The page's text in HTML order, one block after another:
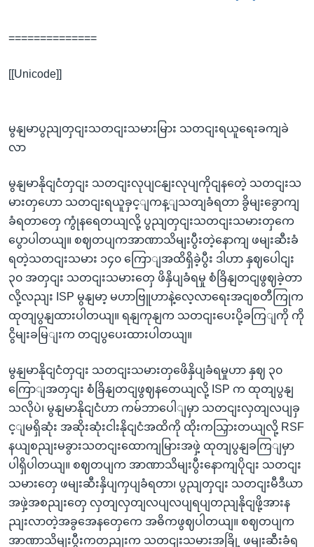
==============
[[Unicode]]
မွနျမာပွညျတှငျးသတငျးသမားမြား သတငျးရယူရေးခကျခဲ
လာ
မွနျမာနိုငျငံတှငျး သတငျးလုပျငနျးလုပျကိုငျနတေဲ့ သတငျးသ
မားတှဟော သတငျးရယူခှင့ျကန့ျသတျခံရတာ ခွိမျးခွောကျ
ခံရတာတှေ ကွုံနရေတယျလို့ ပွညျတှငျးသတငျးသမားတှကေ
ပွောပါတယျ။ စဈတပျကအာဏာသိမျးပွီးတဲ့နောကျ ဖမျးဆီးခံ
ရတဲ့သတငျးသမား ၁၄၀ ကြောျအထိရှိခဲ့ပွီး ဒါဟာ နှဈပေါငျး
၃၀ အတှငျး သတငျးသမားတှေ ဖိနှိပျခံရမှု စံခြိနျတငျဖွဈခဲ့တာ
လို့လညျး ISP မွနျမာ့ မဟာဗြူဟာနဲ့လေ့လာရေးအငျစတီကြုက
ထုတျပွနျထားပါတယျ။ ရနျကုနျက သတငျးပေးပို့ခကြျကို ကို
ငွိမျးခမြျးက တငျပွပေးထားပါတယျ။
မွနျမာနိုငျငံတှငျး သတငျးသမားတှဖေိနှိပျခံရမှုဟာ နှဈ ၃၀
ကြောျအတှငျး စံခြိနျတငျဖွဈနတေယျလို့ ISP က ထုတျပွနျ
သလိုပဲ၊ မွနျမာနိုငျငံဟာ ကမ်ဘာပေါျမှာ သတငျးလှတျလပျခှ
င့ျမရှိဆုံး အဆိုးဆုံးငါးနိုငျငံအထိကို ထိုးကသြှားတယျလို့ RSF
နယျစညျးမခွားသတငျးထောကျမြားအဖှဲ့ ထုတျပွနျခကြျမှာ
ပါရှိပါတယျ။ စဈတပျက အာဏာသိမျးပွီးနောကျပိုငျး သတငျး
သမားတှေ ဖမျးဆီးနှိပျကှပျခံရတာ၊ ပွညျတှငျး သတငျးမီဒီယာ
အဖှဲ့အစညျးတှေ လှတျလှတျလပျလပျရပျတညျနိုငျဖို့အားန
ညျးလာတဲ့အခွအေနတှေကေ အဓိကဖွဈပါတယျ။ စဈတပျက
အာဏာသိမျးပွီးကတညျးက သတငျးသမားအခြို့ ဖမျးဆီးခံရ